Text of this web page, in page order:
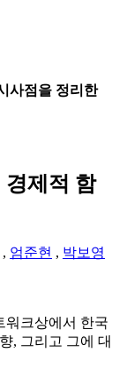
사점을 정리한
경제적 함
, 엄준현 , 박보영
워크상에서 한국
, 그리고 그에 대